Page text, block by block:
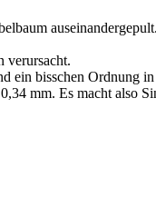
verursacht.
ein bisschen Ordnung
mm. Es macht also